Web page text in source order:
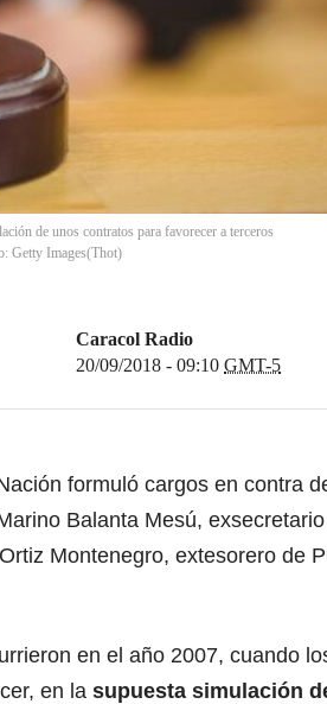
de unos contratos para favorecer a terceros
Getty Images(Thot)
Caracol Radio
20/09/2018 - 09:10 GMT-5
formuló cargos en contra
Balanta Mesú,
Montenegro, extesorero de
en el año 2007, cuando
en la supuesta simulación